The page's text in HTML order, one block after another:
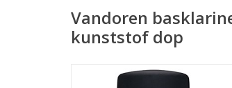
Vandoren
kunststof dop